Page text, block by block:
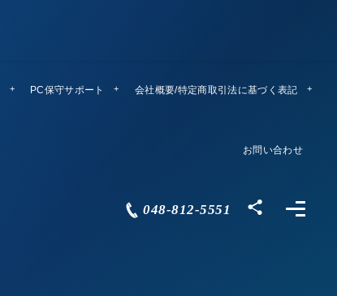
PC保守サポート
リモートメンテ 会社概要/特定商取引法に基づく表記
Company Profile
お問い合わせ
Contact
048-812-5551